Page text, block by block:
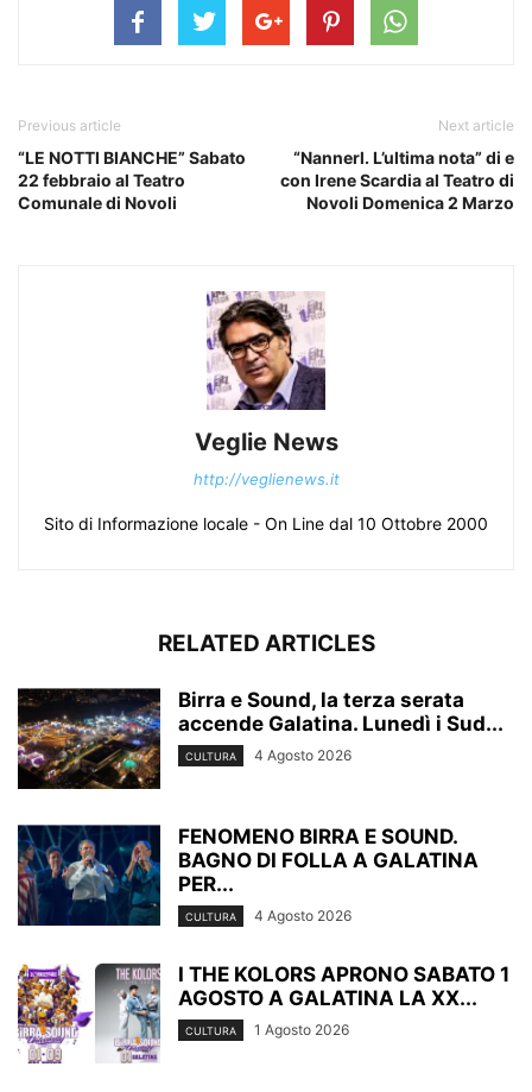
Previous article
“LE NOTTI BIANCHE” Sabato
22 febbraio al Teatro
Comunale di Novoli
Next article
“Nannerl. L’ultima nota” di e
con Irene Scardia al Teatro di
Novoli Domenica 2 Marzo
Veglie News
http://veglienews.it
Sito di Informazione locale - On Line dal 10 Ottobre 2000
RELATED ARTICLES
Birra e Sound, la terza serata
accende Galatina. Lunedì i Sud...
CULTURA 4 Agosto 2026
FENOMENO BIRRA E SOUND.
BAGNO DI FOLLA A GALATINA
PER...
CULTURA 4 Agosto 2026
I THE KOLORS APRONO SABATO 1
AGOSTO A GALATINA LA XX...
CULTURA 1 Agosto 2026